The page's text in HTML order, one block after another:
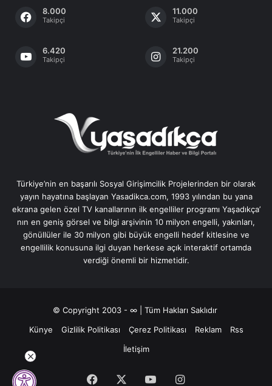
8.000
Takipçi
11.000
Takipçi
6.420
Takipçi
21.200
Takipçi
Türkiye’nin en başarılı Sosyal Girişimcilik Projelerinden bir olarak
yayın hayatına başlayan Yasadikca.com, 1993 yılından bu yana
ekrana gelen özel TV kanallarının ilk engelliler programı Yaşadıkça’
nın en geniş görsel ve bilgi arşivinin 10 milyon engelli, yakınları,
gönüllüler ile 30 milyon gibi büyük engelli hedef kitlesine ve
engellilik konusuna ilgi duyan herkese açık interaktif ortamda
verdiği önemli bir hizmetidir.
© Copyright 2003 - ∞ | Tüm Hakları Saklıdır
Künye
Gizlilik Politikası Çerez Politikası Reklam
Rss
İletişim
Facebook YouTubeInstagram